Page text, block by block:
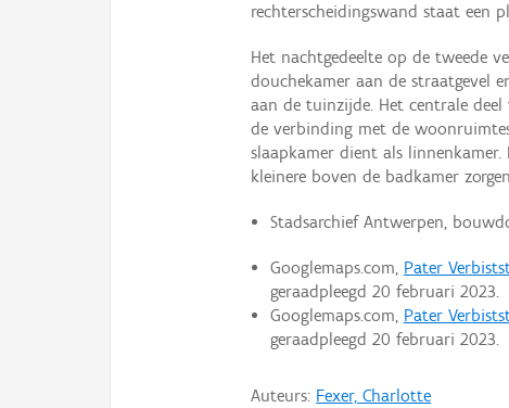
rechterscheidingswand staat een
Het nachtgedeelte op de tweede
douchekamer aan de straatgevel
aan de tuinzijde. Het centrale
de verbinding met de
slaapkamer dient als
kleinere boven de badkamer
Stadsarchief Antwerpen,
Googlemaps.com, Pater
geraadpleegd 20 februari 2023.
Googlemaps.com, Pater
geraadpleegd 20 februari 2023.
Auteurs: Fexer, Charlotte